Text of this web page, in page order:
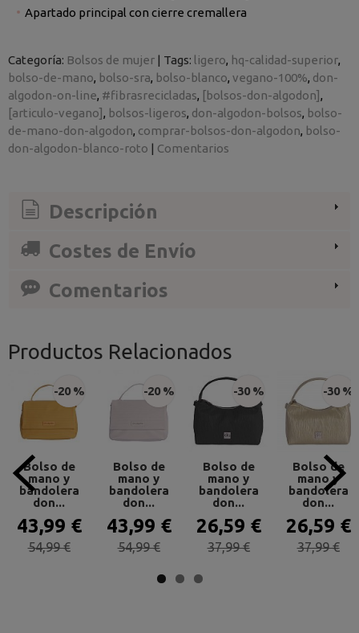
Apartado principal con cierre cremallera
Categoría: Bolsos de mujer | Tags: ligero hq-calidad-superior
bolso-de-mano bolso-sra bolso-blanco vegano-100% don-
algodon-on-line #fibrasrecicladas [bolsos-don-algodon]
[articulo-vegano]
bolsos-ligeros don-algodon-bolsos bolso-
de-mano-don-algodon comprar-bolsos-don-algodon bolso-
don-algodon-blanco-roto | Comentarios
Descripción
Costes de Envío
Comentarios
Productos Relacionados
-20 %
Bolso de
mano y
bandolera
don...
43,99 €
54,99 €
-20 %
Bolso de
mano y
bandolera
don...
43,99 €
54,99 €
-30 %
Bolso de
mano y
bandolera
don...
26,59 €
37,99 €
-30 %
Bolso de
mano y
bandolera
don...
26,59 €
37,99 €